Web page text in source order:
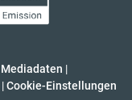
Mediadaten |
| Cookie-Einstellungen